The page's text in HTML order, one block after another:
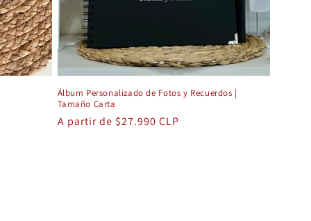
Álbum Personalizado de Fotos y Recuerdos |
Tamaño Carta
Precio
A partir de $27.990 CLP